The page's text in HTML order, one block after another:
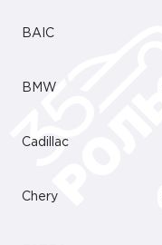
BAIC
BMW
Cadillac
Chery